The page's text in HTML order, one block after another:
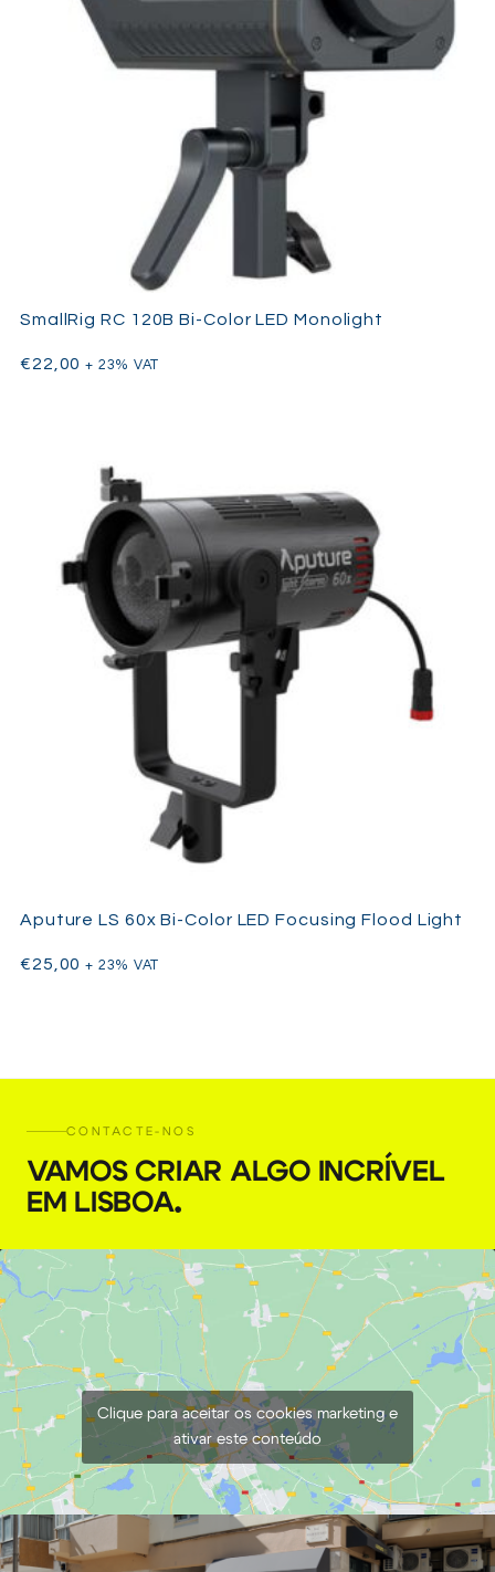
SmallRig RC 120B Bi-Color LED Monolight
€22,00 + 23% VAT
Aputure LS 60x Bi-Color LED Focusing Flood Light
€25,00 + 23% VAT
CONTACTE-NOS
VAMOS CRIAR ALGO INCRÍVEL
EM LISBOA.
Clique para aceitar os cookies marketing e
ativar este conteúdo